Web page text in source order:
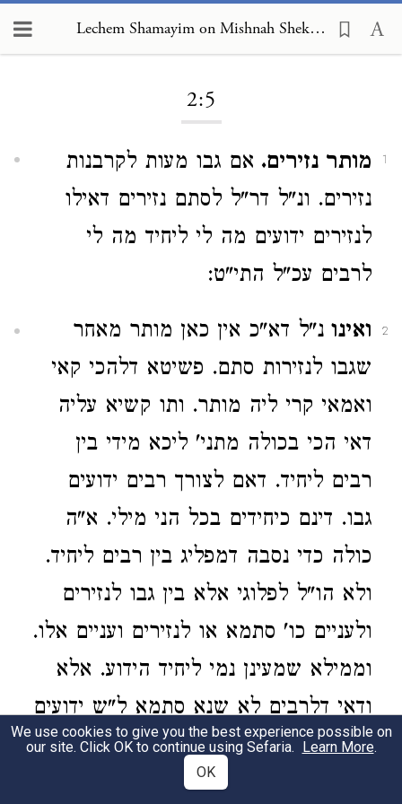
Lechem Shamayim on Mishnah Shekalim 2:5
2:5
1 מותר נזירים. אם גבו מעות לקרבנות
נזירים. ונ"ל דר"ל לסתם נזירים דאילו
לנזירים ידועים מה לי ליחיד מה לי
לרבים עכ"ל התי"ט:
2 ואינו נ"ל דא"כ אין כאן מותר מאחר
שגבו לנזירות סתם. פשיטא דלהכי קאי
ואמאי קרי ליה מותר. ותו קשיא עליה
דאי הכי בכולה מתני' ליכא מידי בין
רבים ליחיד. דאם לצורך רבים ידועים
גבו. דינם כיחידים בכל הני מילי. א"ה
כולה כדי נסבה דמפליג בין רבים ליחיד.
ולא הו"ל לפלוגי אלא בין גבו לנזירים
ולעניים כו' סתמא או לנזירים ועניים אלו.
וממילא שמעינן נמי ליחיד הידוע. אלא
ודאי דלרבים לא שנא סתמא ל"ש ידועים
הכל שוה:
We use cookies to give you the best experience possible on
our site. Click OK to continue using Sefaria. Learn More.
OK